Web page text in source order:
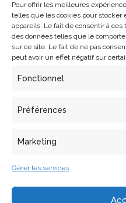
Pour offrir les meilleures
telles que les cookies pour stocker
appareils. Le fait de consentir à
des données telles que le
sur ce site. Le fait de ne pas
peut avoir un effet négatif sur
Fonctionnel
Préférences
Marketing
Gérer les services
National Research Council
Cultural Heritage (KIK-
Gerais (ANTECIPA), The
Research laboratory –
(CSIC), National
Institute for Nuclear
Heritage Agency,
Cultural Heritage